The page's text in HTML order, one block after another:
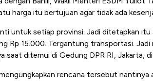
harga itu bertujuan agar tidak ada
untuk setiap provinsi. Jadi ditetapkan itu
Rp 15.000. Tergantung transportasi.
saat ditemui di Gedung DPR RI, Jakarta,
rencana tersebut nantinya